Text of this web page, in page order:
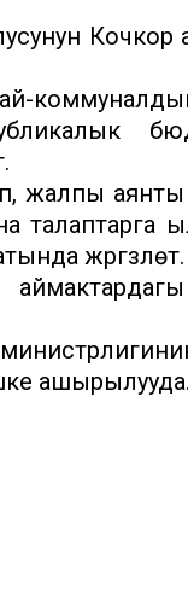
жалпы
талаптарга
жүргүзүлөт.
ашырылууда.